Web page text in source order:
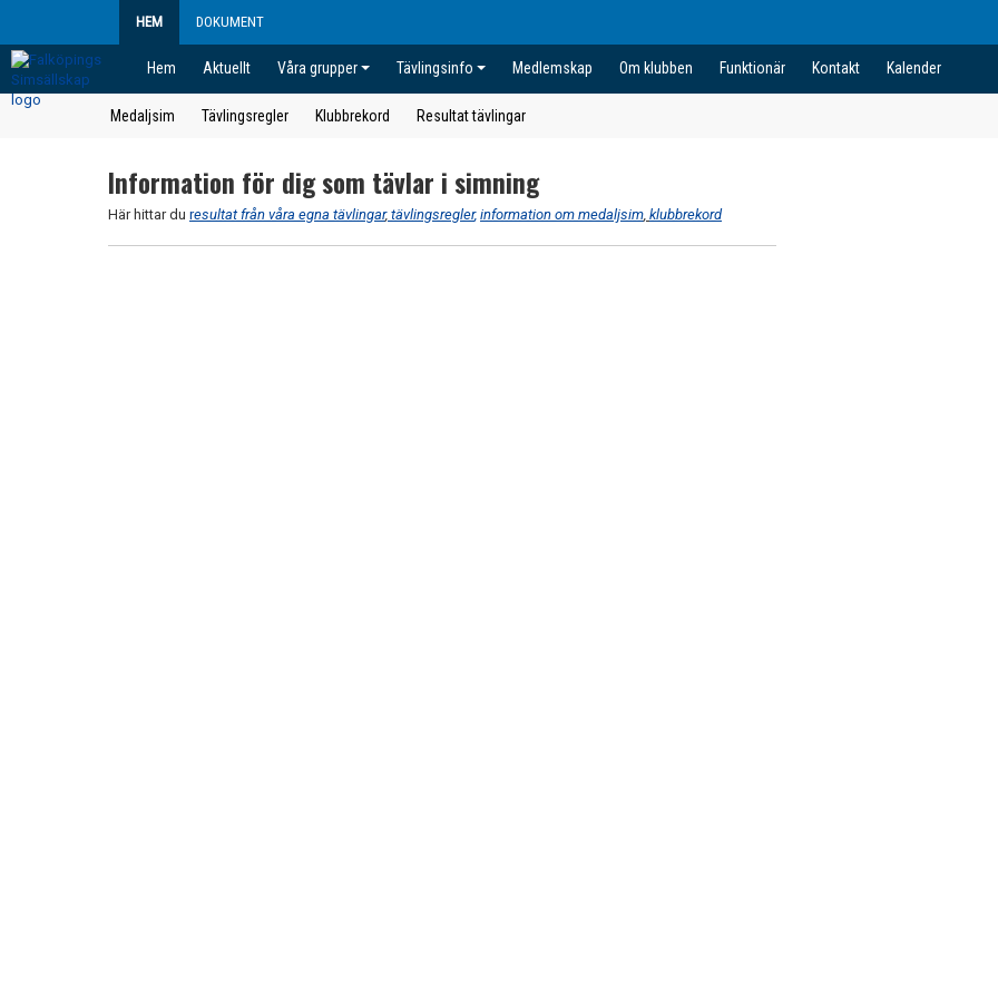
HEM DOKUMENT
Hem Aktuellt Våra grupper Tävlingsinfo Medlemskap Om klubben Funktionär Kontakt Kalender
Medaljsim Tävlingsregler Klubbrekord Resultat tävlingar
Information för dig som tävlar i simning
Här hittar du resultat från våra egna tävlingar, tävlingsregler, information om medaljsim, klubbrekord